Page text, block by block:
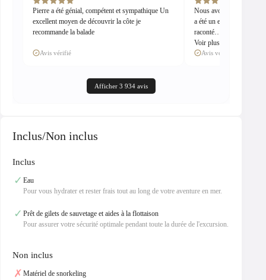
Pierre a été génial, compétent et sympathique Un
excellent moyen de découvrir la côte je
recommande la balade
Avis vérifié
Nous avons passé un
a été un excellent guide
raconté…
Voir plus
Avis vérifié
Afficher 3 934 avis
Inclus/Non inclus
Inclus
✓ Eau
Pour vous hydrater et rester frais tout au long de votre aventure en mer.
✓ Prêt de gilets de sauvetage et aides à la flottaison
Pour assurer votre sécurité optimale pendant toute la durée de l'excursion.
Non inclus
✗ Matériel de snorkeling